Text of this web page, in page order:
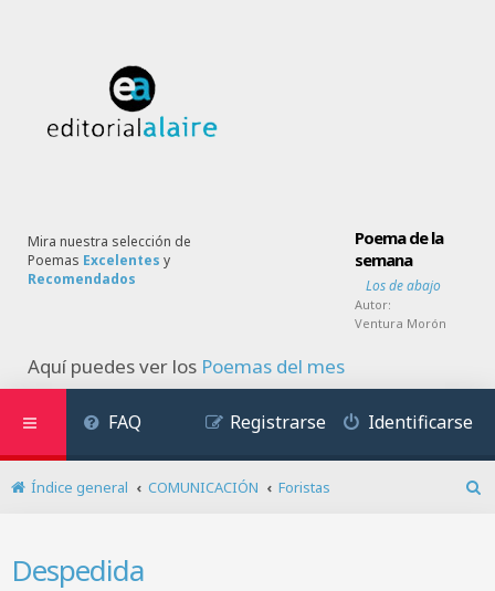
Mira nuestra selección de
Poemas Excelentes y
Recomendados
Poema de la
semana
Los de abajo
Autor:
Ventura Morón
Aquí puedes ver los Poemas del mes
FAQ Identificarse
Registrarse
Índice general COMUNICACIÓN
Foristas
Despedida